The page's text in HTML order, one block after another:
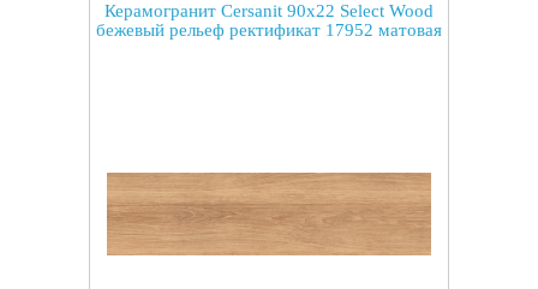
Керамогранит Cersanit 90x22 Select Wood
бежевый рельеф ректификат 17952 матовая